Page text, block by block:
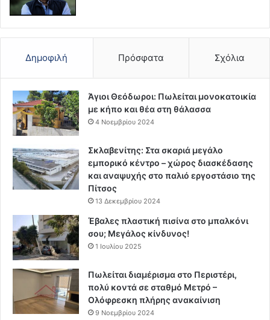
Δημοφιλή Πρόσφατα Σχόλια
Άγιοι Θεόδωροι: Πωλείται μονοκατοικία
με κήπο και θέα στη θάλασσα
4 Νοεμβρίου 2024
Σκλαβενίτης: Στα σκαριά μεγάλο
εμπορικό κέντρο – χώρος διασκέδασης
και αναψυχής στο παλιό εργοστάσιο της
Πίτσος
13 Δεκεμβρίου 2024
Έβαλες πλαστική πισίνα στο μπαλκόνι
σου; Μεγάλος κίνδυνος!
1 Ιουλίου 2025
Πωλείται διαμέρισμα στο Περιστέρι,
πολύ κοντά σε σταθμό Μετρό –
Ολόφρεσκη πλήρης ανακαίνιση
9 Νοεμβρίου 2024